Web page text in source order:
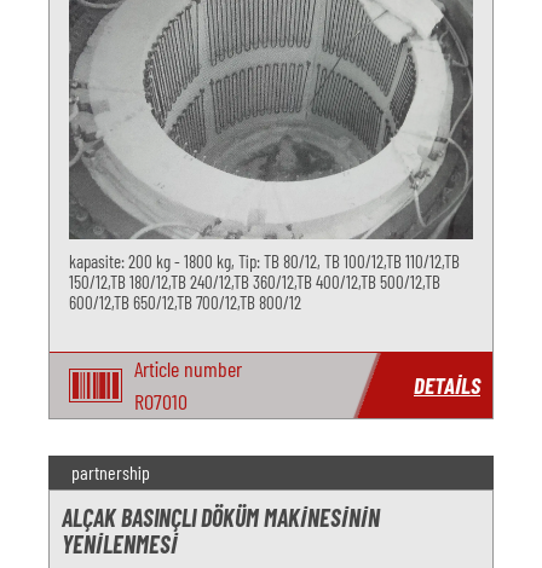
kapasite: 200 kg - 1800 kg, Tip: TB 80/12, TB 100/12,TB 110/12,TB
150/12,TB 180/12,TB 240/12,TB 360/12,TB 400/12,TB 500/12,TB
600/12,TB 650/12,TB 700/12,TB 800/12
Article number
RO7010
DETAILS
partnership
ALÇAK BASINÇLI DÖKÜM MAKINESININ
YENILENMESI